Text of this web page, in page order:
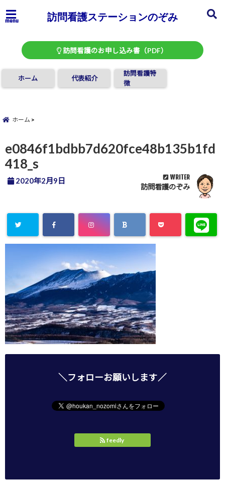
menu 訪問看護ステーションのぞみ
訪問看護のお申し込み書（PDF）
ホーム 代表紹介
訪問看護特
徴
ホーム
e0846f1bdbb7d620fce48b135b1fd
418_s
2020年2月9日 WRITER
訪問看護のぞみ
＼フォローお願いします／
feedly